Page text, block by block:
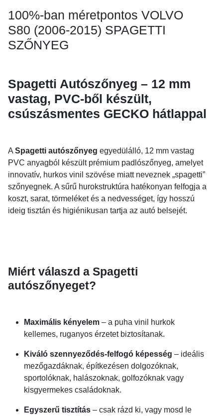
100%-ban méretpontos VOLVO
S80 (2006-2015) SPAGETTI
SZŐNYEG
Spagetti Autószőnyeg – 12 mm
vastag, PVC-ből készült,
csúszásmentes GECKO hátlappal
A Spagetti autószőnyeg egyedülálló, 12 mm vastag
PVC anyagból készült prémium padlószőnyeg, amelyet
innovatív, hurkos vinil szövése miatt neveznek „spagetti”
szőnyegnek. A sűrű hurokstruktúra hatékonyan felfogja a
koszt, sarat, törmeléket és a nedvességet, így hosszú
ideig tisztán és higiénikusan tartja az autó belsejét.
Miért válaszd a Spagetti
autószőnyeget?
Maximális kényelem – a puha vinil hurkok
kellemes, ruganyos érzetet biztosítanak.
Kiváló szennyeződés-felfogó képesség – ideális
mezőgazdáknak, építkezésen dolgozóknak,
sportolóknak, halászoknak, golfozóknak vagy
kisgyermekes családoknak.
Egyszerű tisztítás – csak rázd ki, vagy mosd le